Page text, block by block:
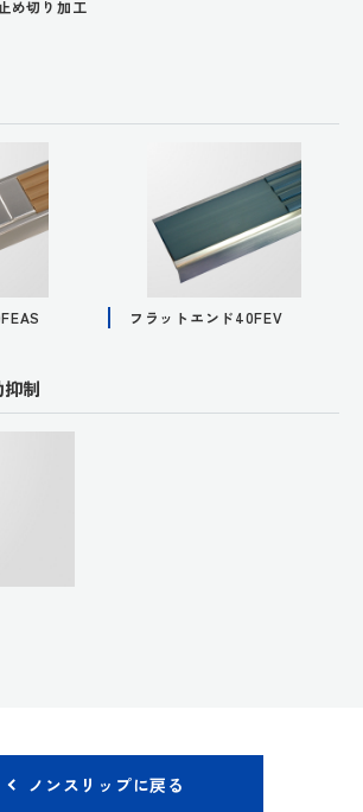
め切り加工
フラットエンド40FEV
制
ノンスリップに戻る